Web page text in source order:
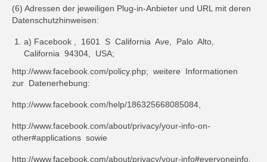
(6) Adressen der jeweiligen Plug-in-Anbieter und URL mit deren
Datenschutzhinweisen:
a) Facebook , 1601 S California Ave, Palo Alto,
California 94304, USA;
http://www.facebook.com/policy.php; weitere Informationen
zur Datenerhebung:
http://www.facebook.com/help/186325668085084,
http://www.facebook.com/about/privacy/your-info-on-
other#applications sowie
http://www.facebook.com/about/privacy/your-info#everyoneinfo.